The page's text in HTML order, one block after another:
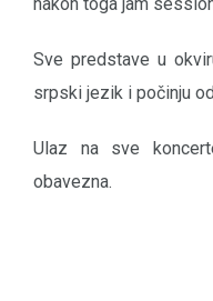
nakon toga jam
Sve predstave u
srpski jezik i počinju
Ulaz na sve
obavezna.